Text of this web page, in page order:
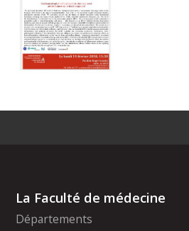
La Faculté de médecine
Départements